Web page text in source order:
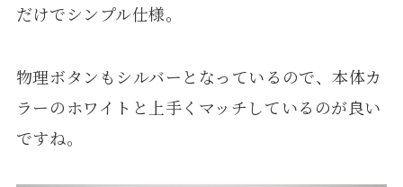
だけでシンプル仕様。
物理ボタンもシルバーとなっているので、本体カ
ラーのホワイトと上手くマッチしているのが良い
ですね。